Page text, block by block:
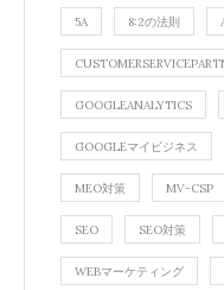
5A 8:2の法則
GOOGLEANALYTICS
GOOGLEマイビジネス
MEO対策 MV-CSP
SEO SEO対策
WEBマーケティング